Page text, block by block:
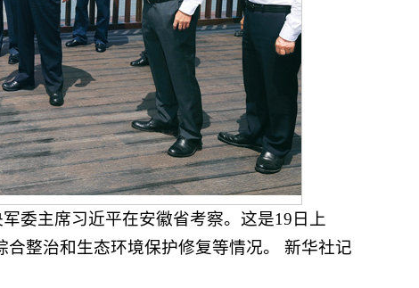
委主席习近平在安徽省考察。这是19日上
整治和生态环境保护修复等情况。 新华社记